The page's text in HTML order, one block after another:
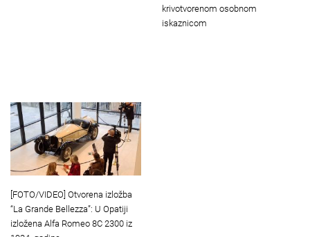
krivotvorenom osobnom
iskaznicom
[FOTO/VIDEO] Otvorena izložba
“La Grande Bellezza”: U Opatiji
izložena Alfa Romeo 8C 2300 iz